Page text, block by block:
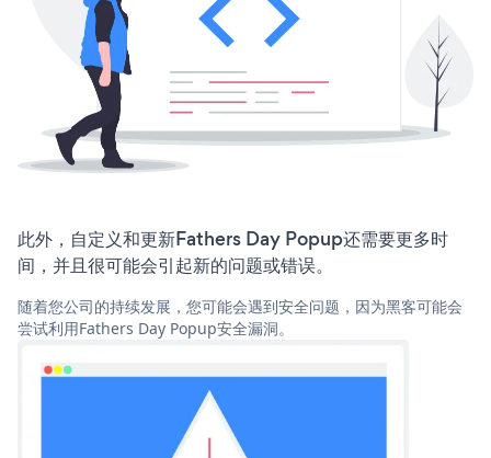
此外，自定义和更新Fathers Day Popup还需要更多时
间，并且很可能会引起新的问题或错误。
随着您公司的持续发展，您可能会遇到安全问题，因为黑客可能会
尝试利用Fathers Day Popup安全漏洞。